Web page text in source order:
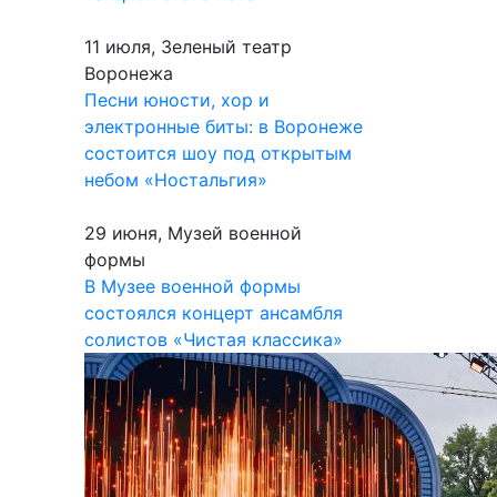
11 июля, Зеленый театр
Воронежа
Песни юности, хор и
электронные биты: в Воронеже
состоится шоу под открытым
небом «Ностальгия»
29 июня, Музей военной
формы
В Музее военной формы
состоялся концерт ансамбля
солистов «Чистая классика»